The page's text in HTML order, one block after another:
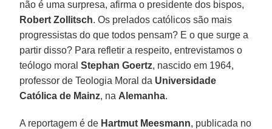
não é uma surpresa, afirma o presidente dos bispos,
Robert Zollitsch. Os prelados católicos são mais
progressistas do que todos pensam? E o que surge a
partir disso? Para refletir a respeito, entrevistamos o
teólogo moralStephan Goertz, nascido em 1964,
professor de Teologia Moral da Universidade
Católica de Mainz, na Alemanha.
A reportagem é de Hartmut Meesmann, publicada no